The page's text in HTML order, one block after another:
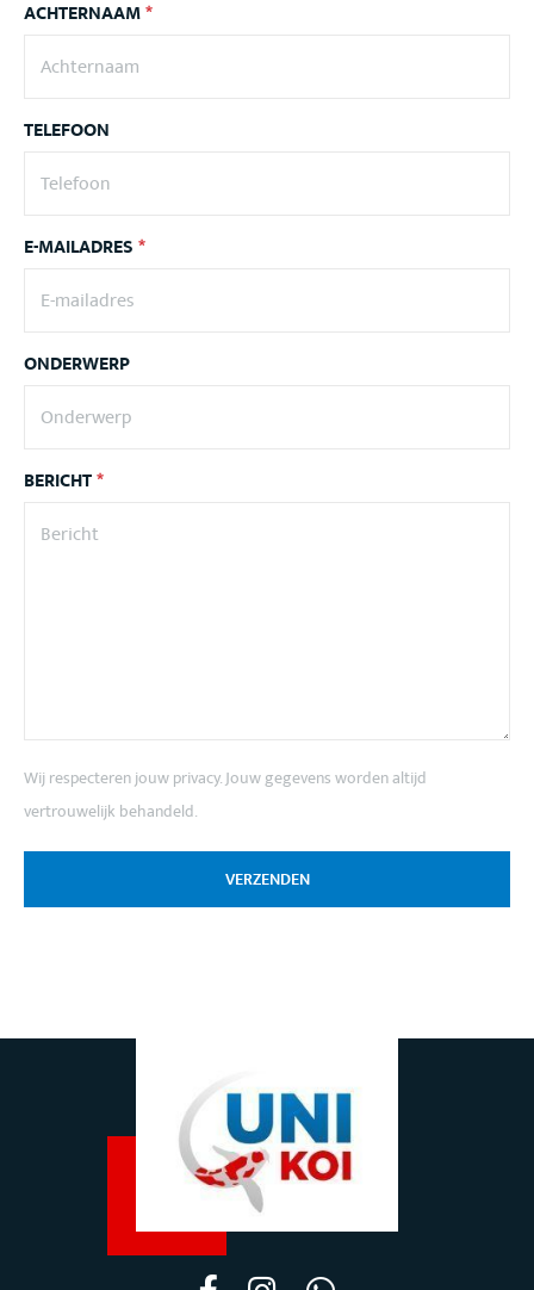
ACHTERNAAM*
TELEFOON
E-MAILADRES*
ONDERWERP
BERICHT*
Wij respecteren jouw privacy. Jouw gegevens worden altijd
vertrouwelijk behandeld.
VERZENDEN